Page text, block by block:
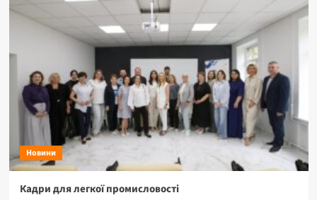
Новини
Кадри для легкої промисловості